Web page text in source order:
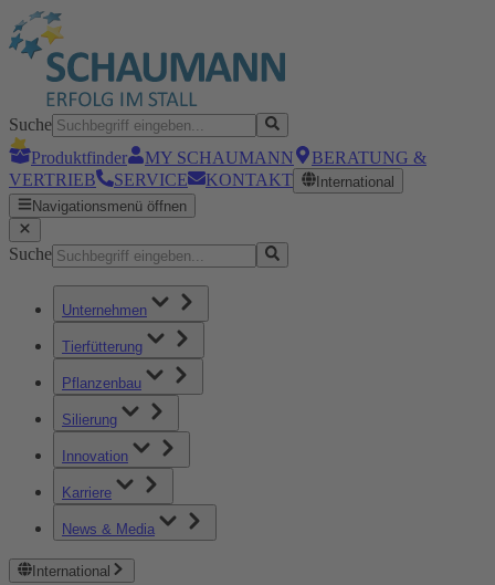
Suche
Produktfinder
MY SCHAUMANN
BERATUNG &
VERTRIEB
SERVICE KONTAKT
International
Navigationsmenü öffnen
Suche
Unternehmen
Tierfütterung
Pflanzenbau
Silierung
Innovation
Karriere
News & Media
International